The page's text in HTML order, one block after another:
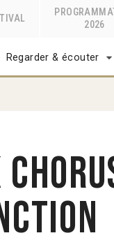
2026
Regarder & écouter